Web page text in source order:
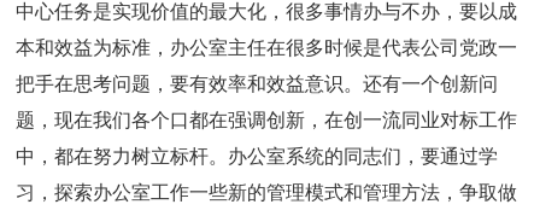
中心任务是实现价值的最大化，很多事情办与不办，要以成
本和效益为标准，办公室主任在很多时候是代表公司党政一
把手在思考问题，要有效率和效益意识。还有一个创新问
题，现在我们各个口都在强调创新，在创一流同业对标工作
中，都在努力树立标杆。办公室系统的同志们，要通过学
习，探索办公室工作一些新的管理模式和管理方法，争取做